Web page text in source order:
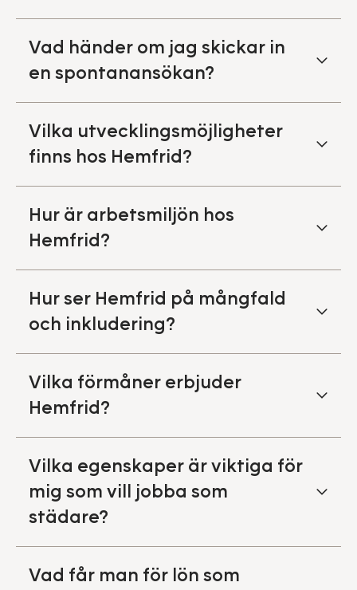
Vad händer om jag skickar in
en spontanansökan?
Vilka utvecklingsmöjligheter
finns hos Hemfrid?
Hur är arbetsmiljön hos
Hemfrid?
Hur ser Hemfrid på mångfald
och inkludering?
Vilka förmåner erbjuder
Hemfrid?
Vilka egenskaper är viktiga för
mig som vill jobba som
städare?
Vad får man för lön som